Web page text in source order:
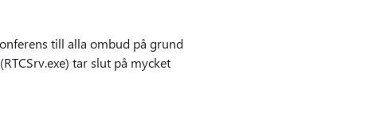
till alla ombud på grund
tar slut på mycket